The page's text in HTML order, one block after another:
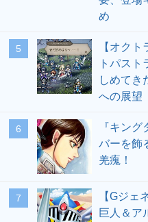
め
5
【オク
トパス
しめてき
への展望
6
『キン
バーを飾
羌瘣！
7
【Gジェ
巨人＆ア